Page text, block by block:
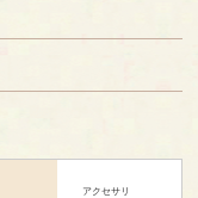
アクセサリ